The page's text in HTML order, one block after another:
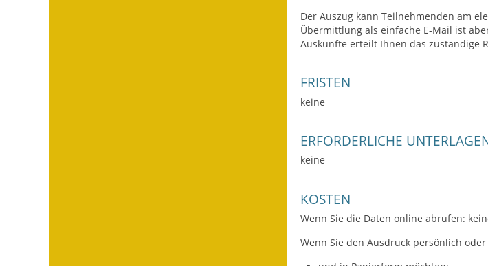
Der Auszug kann Teilnehmenden am
Übermittlung als einfache E-Mail ist
Auskünfte erteilt Ihnen das zuständige
FRISTEN
keine
ERFORDERLICHE
keine
KOSTEN
Wenn Sie die Daten online abrufen:
Wenn Sie den Ausdruck persönlich